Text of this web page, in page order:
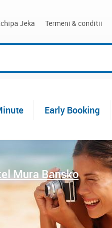
Jeka Termeni & conditii
Early Booking
Mura Bansko